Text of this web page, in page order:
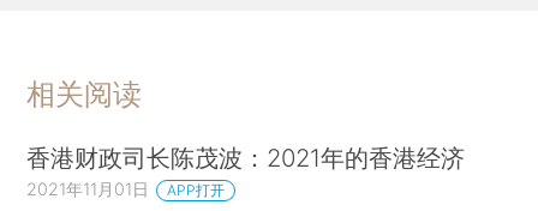
相关阅读
香港财政司长陈茂波：2021年的香港经济
2021年11月01日 APP打开